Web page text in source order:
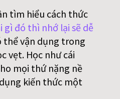
tìm hiểu cách thức
gì đó thì nhớ lại sẽ dễ
thể vận dụng trong
vẹt. Học như cái
mọi thứ nặng nề
kiến thức một